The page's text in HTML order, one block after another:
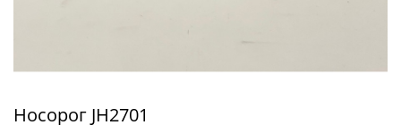
Носорог JH2701